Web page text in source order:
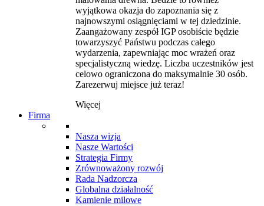
wyjątkowa okazja do zapoznania się z
najnowszymi osiągnięciami w tej dziedzinie.
Zaangażowany zespół IGP osobiście będzie
towarzyszyć Państwu podczas całego
wydarzenia, zapewniając moc wrażeń oraz
specjalistyczną wiedzę. Liczba uczestników jest
celowo ograniczona do maksymalnie 30 osób.
Zarezerwuj miejsce już teraz!
Więcej
Firma
Nasza wizja
Nasze Wartości
Strategia Firmy
Zrównoważony rozwój
Rada Nadzorcza
Globalna działalność
Kamienie milowe